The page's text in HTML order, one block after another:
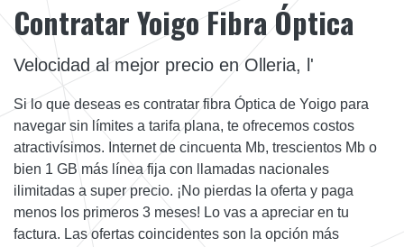
Contratar Yoigo Fibra Óptica
Velocidad al mejor precio en Olleria, l'
Si lo que deseas es contratar fibra Óptica de Yoigo para
navegar sin límites a tarifa plana, te ofrecemos costos
atractivísimos. Internet de cincuenta Mb, trescientos Mb o
bien 1 GB más línea fija con llamadas nacionales
ilimitadas a super precio. ¡No pierdas la oferta y paga
menos los primeros 3 meses! Lo vas a apreciar en tu
factura. Las ofertas coincidentes son la opción más